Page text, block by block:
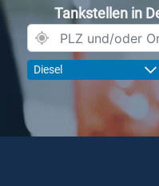
Tankstellen in
Diesel